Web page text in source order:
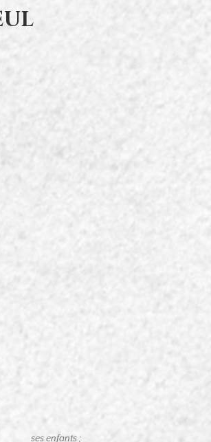
ses enfants ;